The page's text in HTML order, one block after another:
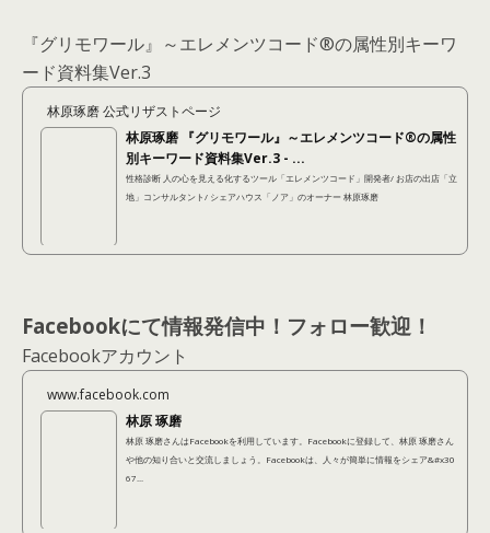
『グリモワール』～エレメンツコード®の属性別キーワ
ード資料集Ver.3
林原琢磨 公式リザストページ
林原琢磨 『グリモワール』～エレメンツコード®の属性
別キーワード資料集Ver.3 - ...
性格診断 人の心を見える化するツール「エレメンツコード」開発者/ お店の出店「立
地」コンサルタント/ シェアハウス「ノア」のオーナー 林原琢磨
Facebookにて情報発信中！フォロー歓迎！
Facebookアカウント
www.facebook.com
林原 琢磨
林原 琢磨さんはFacebookを利用しています。Facebookに登録して、林原 琢磨さん
や他の知り合いと交流しましょう。Facebookは、人々が簡単に情報をシェア&#x30
67...